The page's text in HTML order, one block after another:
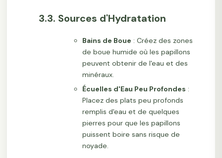
3.3. Sources d'Hydratation
Bains de Boue : Créez des zones
de boue humide où les papillons
peuvent obtenir de l'eau et des
minéraux.
Écuelles d'Eau Peu Profondes :
Placez des plats peu profonds
remplis d'eau et de quelques
pierres pour que les papillons
puissent boire sans risque de
noyade.